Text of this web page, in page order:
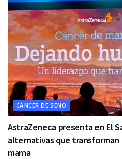
CÁNCER DE SENO
AstraZeneca presenta en El
alternativas que transforman
mama